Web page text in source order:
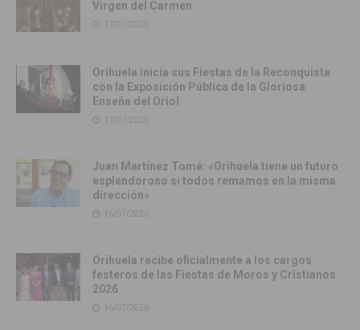
Virgen del Carmen
17/07/2026
Orihuela inicia sus Fiestas de la Reconquista
con la Exposición Pública de la Gloriosa
Enseña del Oriol
17/07/2026
Juan Martínez Tomé: «Orihuela tiene un futuro
esplendoroso si todos remamos en la misma
dirección»
16/07/2026
Orihuela recibe oficialmente a los cargos
festeros de las Fiestas de Moros y Cristianos
2026
16/07/2026